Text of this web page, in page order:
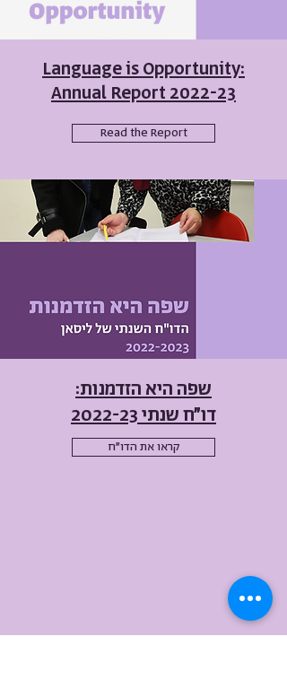
Language is Opportunity:
Annual Report 2022-23
Read the Report
שפה היא הזדמנות:
דו"ח שנתי 2022-23
קראו את הדו"ח